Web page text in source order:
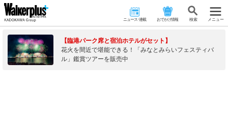
ニュース･連載 おでかけ情報 検 索 メニュー
【臨港パーク席と宿泊ホテルがセット】
花火を間近で堪能できる！「みなとみらいフェスティバ
ル」鑑賞ツアーを販売中